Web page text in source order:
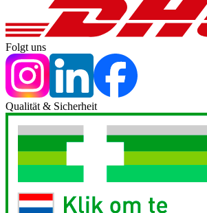
Folgt uns
Qualität & Sicherheit